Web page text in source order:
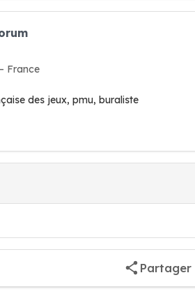
France
des jeux, pmu, buraliste
Partager